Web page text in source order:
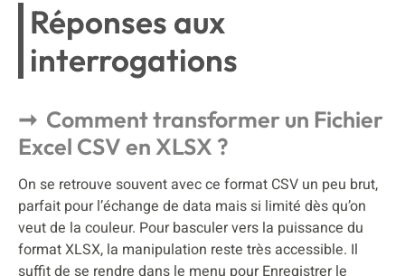
Réponses aux
interrogations
Comment transformer un Fichier
Excel CSV en XLSX ?
On se retrouve souvent avec ce format CSV un peu brut,
parfait pour l’échange de data mais si limité dès qu’on
veut de la couleur. Pour basculer vers la puissance du
format XLSX, la manipulation reste très accessible. Il
suffit de se rendre dans le menu pour Enregistrer le